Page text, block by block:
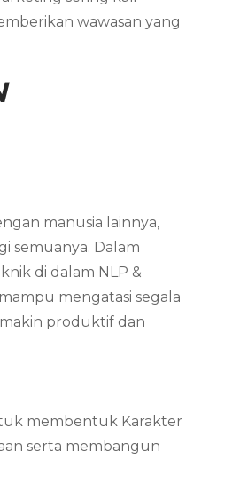
wawasan yang
manusia lainnya,
semuanya. Dalam
di dalam NLP &
mengatasi segala
produktif dan
membentuk Karakter
serta membangun